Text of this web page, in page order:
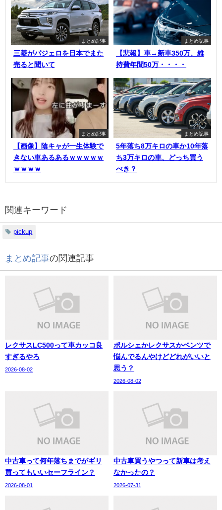
まとめ記事
三菱がパジェロを日本でまた
売ると聞いて
まとめ記事
【悲報】車→新車350万、維
持費年間50万・・・・
まとめ記事
【画像】陰キャが一生体験で
きない車あるあるｗｗｗｗｗ
ｗｗｗｗ
まとめ記事
5年落ち8万キロの車か10年落
ち3万キロの車、どっち買う
べき？
関連キーワード
pickup
まとめ記事の関連記事
レクサスLC500って車カッコ良
すぎるやろ
2026-08-02
ポルシェかレクサスかベンツで
悩んでるんやけどどれがいいと
思う？
2026-08-02
中古車って何年落ちまでがギリ
買ってもいいセーフライン？
2026-08-01
中古車買うやつって新車は考え
なかったの？
2026-07-31